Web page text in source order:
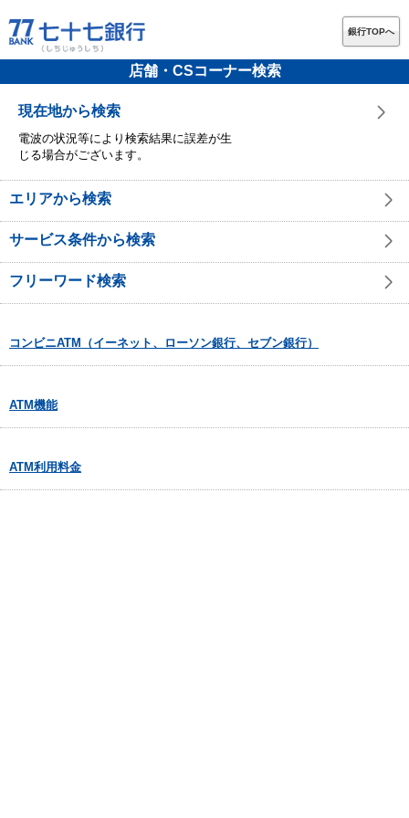
銀行TOPへ
店舗・CSコーナー検索
現在地から検索
電波の状況等により検索結果に誤差が生
じる場合がございます。
エリアから検索
サービス条件から検索
フリーワード検索
コンビニATM（イーネット、ローソン銀行、セブン銀行）
ATM機能
ATM利用料金